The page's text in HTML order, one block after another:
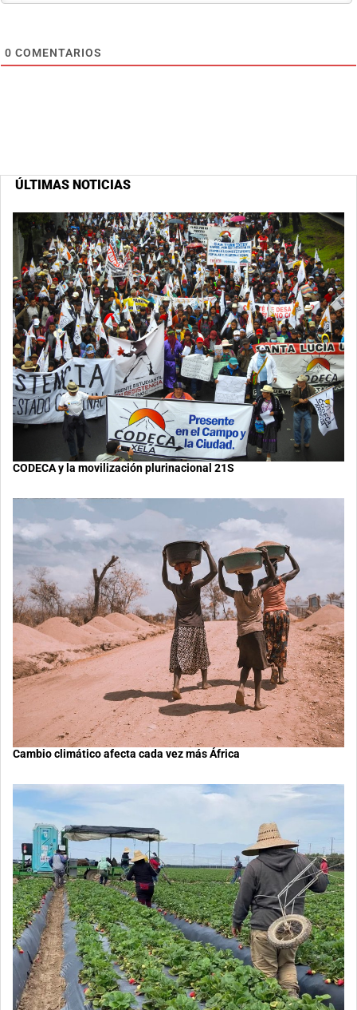
0 COMENTARIOS
ÚLTIMAS NOTICIAS
CODECA y la movilización plurinacional 21S
Cambio climático afecta cada vez más África